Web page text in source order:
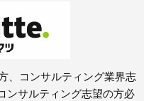
、コンサルティング業界志
ンサルティング志望の方必